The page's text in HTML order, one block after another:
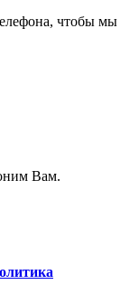
чтобы мы
Вам.